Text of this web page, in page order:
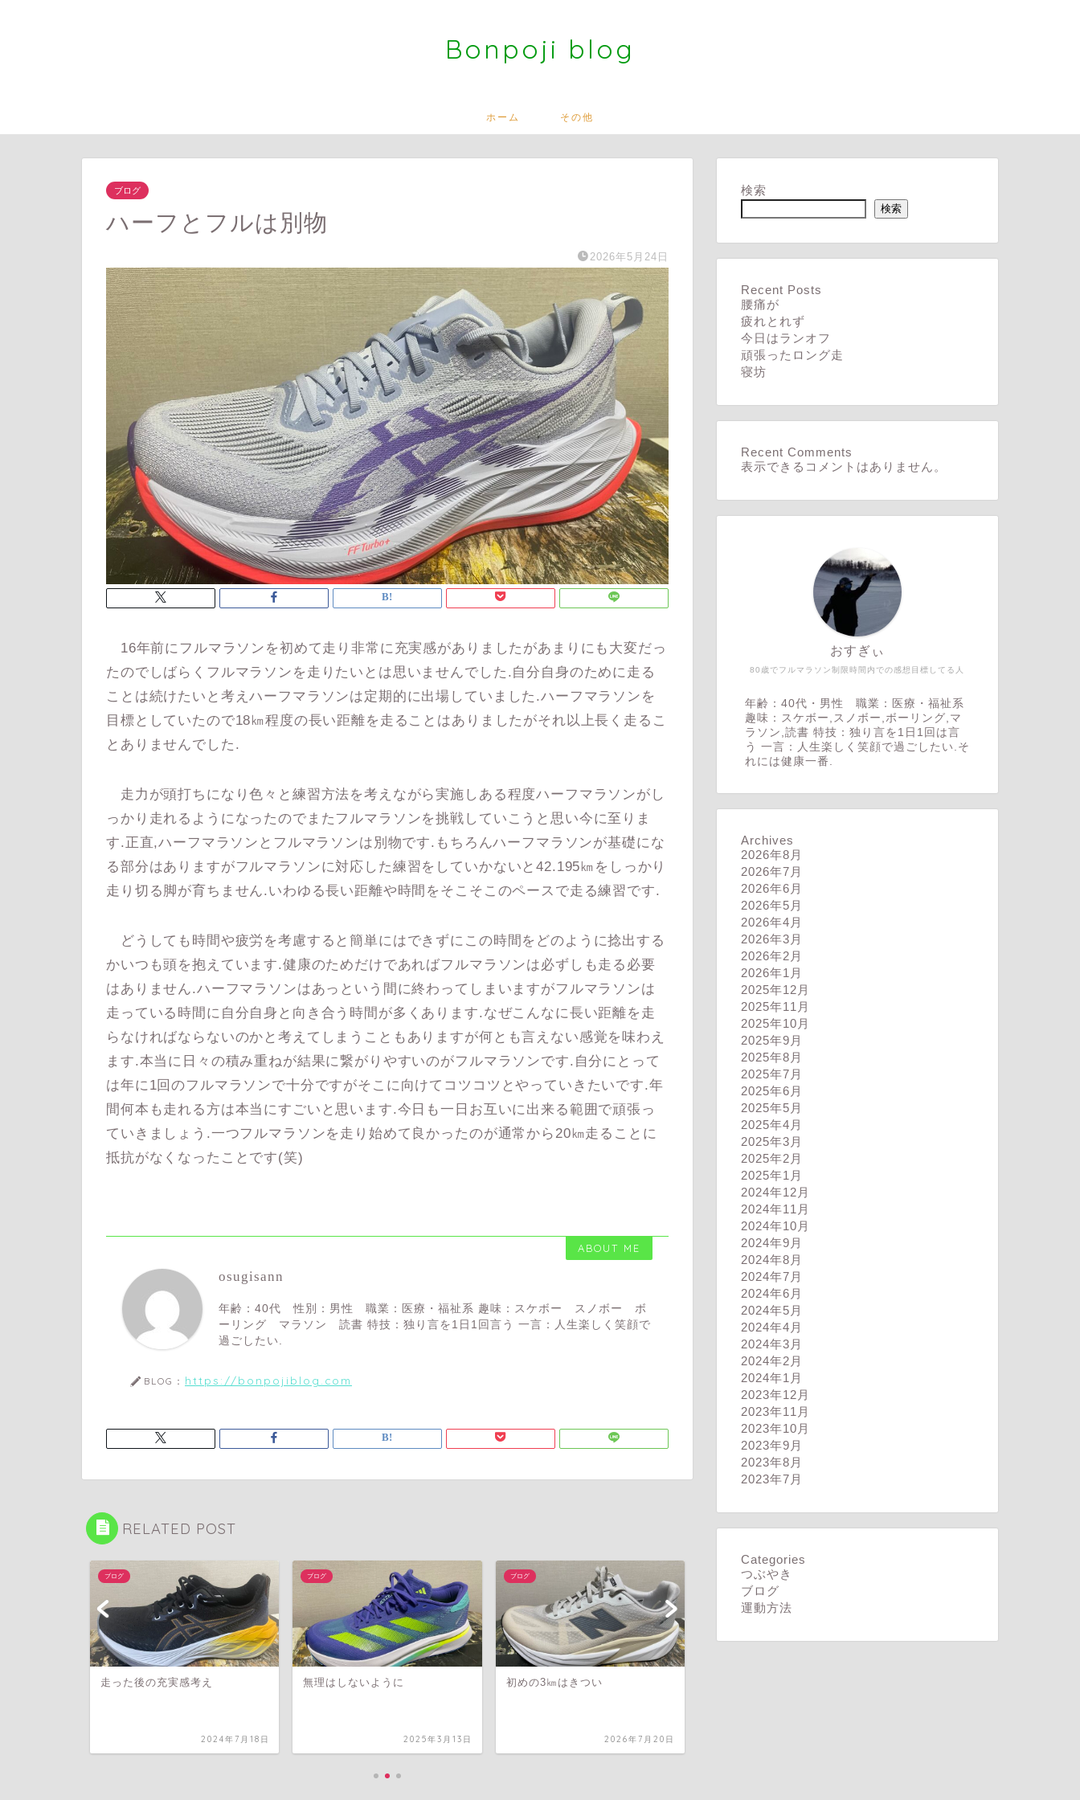
Bonpoji blog
ホーム その他
ブログ
ハーフとフルは別物
2026年5月24日
16年前にフルマラソンを初めて走り非常に充実感がありましたがあまりにも大変だっ
たのでしばらくフルマラソンを走りたいとは思いませんでした.自分自身のために走る
ことは続けたいと考えハーフマラソンは定期的に出場していました.ハーフマラソンを
目標としていたので18㎞程度の長い距離を走ることはありましたがそれ以上長く走るこ
とありませんでした.
走力が頭打ちになり色々と練習方法を考えながら実施しある程度ハーフマラソンがし
っかり走れるようになったのでまたフルマラソンを挑戦していこうと思い今に至りま
す.正直,ハーフマラソンとフルマラソンは別物です.もちろんハーフマラソンが基礎にな
る部分はありますがフルマラソンに対応した練習をしていかないと42.195㎞をしっかり
走り切る脚が育ちません.いわゆる長い距離や時間をそこそこのペースで走る練習です.
どうしても時間や疲労を考慮すると簡単にはできずにこの時間をどのように捻出する
かいつも頭を抱えています.健康のためだけであればフルマラソンは必ずしも走る必要
はありません.ハーフマラソンはあっという間に終わってしまいますがフルマラソンは
走っている時間に自分自身と向き合う時間が多くあります.なぜこんなに長い距離を走
らなければならないのかと考えてしまうこともありますが何とも言えない感覚を味わえ
ます.本当に日々の積み重ねが結果に繋がりやすいのがフルマラソンです.自分にとって
は年に1回のフルマラソンで十分ですがそこに向けてコツコツとやっていきたいです.年
間何本も走れる方は本当にすごいと思います.今日も一日お互いに出来る範囲で頑張っ
ていきましょう.一つフルマラソンを走り始めて良かったのが通常から20㎞走ることに
抵抗がなくなったことです(笑)
ABOUT ME
osugisann
年齢：40代 性別：男性 職業：医療・福祉系 趣味：スケボー スノボー ボ
ーリング マラソン 読書 特技：独り言を1日1回言う 一言：人生楽しく笑顔で
過ごしたい.
BLOG： https://bonpojiblog.com
RELATED POST
ブログ
走った後の充実感考え
2024年7月18日
ブログ
無理はしないように
2025年3月13日
ブログ
初めの3㎞はきつい
2026年7月20日
検索
検索
Recent Posts
腰痛が
疲れとれず
今日はランオフ
頑張ったロング走
寝坊
Recent Comments
表示できるコメントはありません。
80歳でフルマラソン制限時間内での感想目標してる人
おすぎぃ
年齢：40代・男性 職業：医療・福祉系
趣味：スケボー,スノボー,ボーリング,マ
ラソン,読書 特技：独り言を1日1回は言
う 一言：人生楽しく笑顔で過ごしたい.そ
れには健康一番.
Archives
2026年8月
2026年7月
2026年6月
2026年5月
2026年4月
2026年3月
2026年2月
2026年1月
2025年12月
2025年11月
2025年10月
2025年9月
2025年8月
2025年7月
2025年6月
2025年5月
2025年4月
2025年3月
2025年2月
2025年1月
2024年12月
2024年11月
2024年10月
2024年9月
2024年8月
2024年7月
2024年6月
2024年5月
2024年4月
2024年3月
2024年2月
2024年1月
2023年12月
2023年11月
2023年10月
2023年9月
2023年8月
2023年7月
Categories
つぶやき
ブログ
運動方法